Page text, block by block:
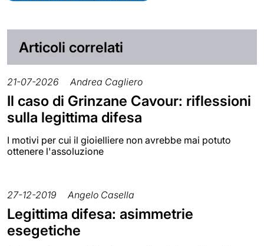
Articoli correlati
21-07-2026 Andrea Cagliero
Il caso di Grinzane Cavour: riflessioni
sulla legittima difesa
I motivi per cui il gioielliere non avrebbe mai potuto
ottenere l'assoluzione
27-12-2019 Angelo Casella
Legittima difesa: asimmetrie
esegetiche